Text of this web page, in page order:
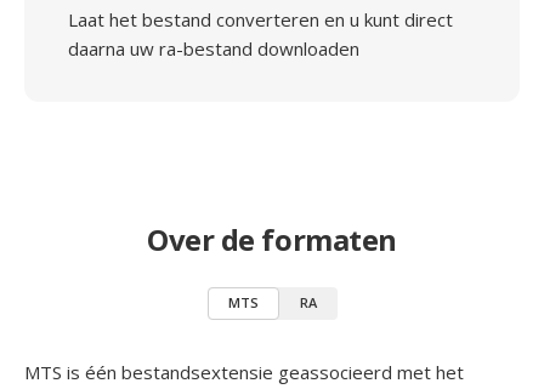
Laat het bestand converteren en u kunt direct
daarna uw ra-bestand downloaden
Over de formaten
MTS RA
MTS is één bestandsextensie geassocieerd met het